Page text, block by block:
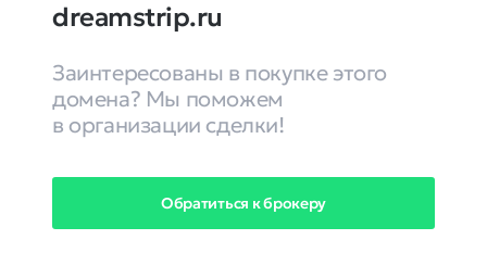
dreamstrip.ru
Заинтересованы в покупке этого
домена? Мы поможем
в организации сделки!
Обратиться к брокеру